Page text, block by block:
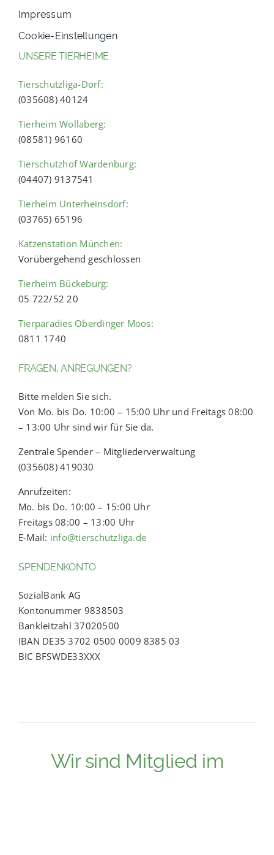
Impressum
Cookie-Einstellungen
UNSERE TIERHEIME
Tierschutzliga-Dorf:
(035608) 40124
Tierheim Wollaberg:
(08581) 96160
Tierschutzhof Wardenburg:
(04407) 9137541
Tierheim Unterheinsdorf:
(03765) 65196
Katzenstation München:
Vorübergehend geschlossen
Tierheim Bückeburg:
05 722/52 20
Tierparadies Oberdinger Moos:
0811 1740
FRAGEN, ANREGUNGEN?
Bitte melden Sie sich.
Von Mo. bis Do. 10:00 – 15:00 Uhr und Freitags 08:00
– 13:00 Uhr sind wir für Sie da.
Zentrale Spender – Mitgliederverwaltung
(035608) 419030
Anrufzeiten:
Mo. bis Do. 10:00 – 15:00 Uhr
Freitags 08:00 – 13:00 Uhr
E-Mail: info@tierschutzliga.de
SPENDENKONTO
SozialBank AG
Kontonummer 9838503
Bankleitzahl 37020500
IBAN DE35 3702 0500 0009 8385 03
BIC BFSWDE33XXX
Wir sind Mitglied im